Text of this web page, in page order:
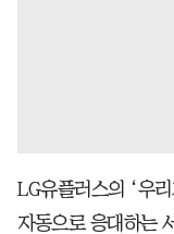
LG유플러스의 ‘우
자동으로 응대하는